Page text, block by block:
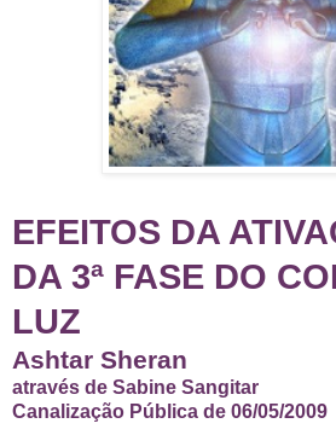
EFEITOS DA
DA 3ª FASE DO
LUZ
Ashtar Sheran
através de Sabine Sangitar
Canalização Pública de 06/05/2009